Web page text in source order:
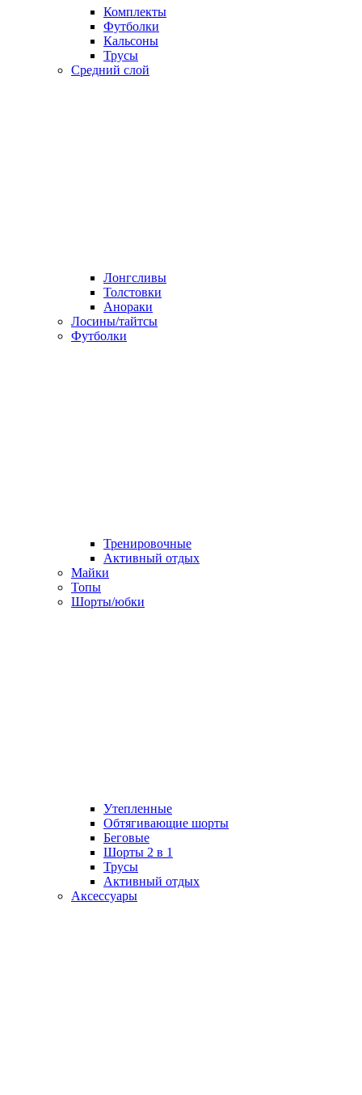
Комплекты
Футболки
Кальсоны
Трусы
Средний слой
Лонгсливы
Толстовки
Анораки
Лосины/тайтсы
Футболки
Тренировочные
Активный отдых
Майки
Топы
Шорты/юбки
Утепленные
Обтягивающие шорты
Беговые
Шорты 2 в 1
Трусы
Активный отдых
Аксессуары